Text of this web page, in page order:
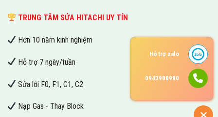
TRUNG TÂM SỬA HITACHI UY TÍN
Hơn 10 năm kinh nghiệm
Hỗ trợ 7 ngày/tuần
Sửa lỗi F0, F1, C1, C2
Nạp Gas - Thay Block
Hỗ trợ zalo
0943980980